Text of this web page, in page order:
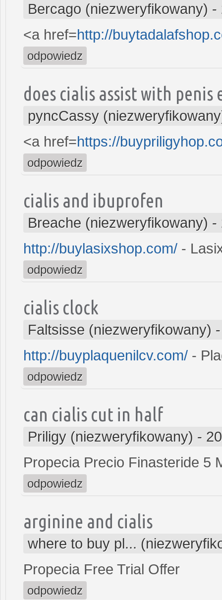
Bercago (niezweryfikowany) -
<a href=http://
odpowiedz
does cialis assist with
pyncCassy
<a href=https://
odpowiedz
cialis and ibuprofen
Breache (niezweryfikowany) -
http://buylasixshop.com/ -
odpowiedz
cialis clock
Faltsisse (niezweryfikowany)
http://buyplaquenilcv.com/ -
odpowiedz
can cialis cut in half
Priligy (niezweryfikowany) -
Propecia Precio Finasteride 5
odpowiedz
arginine and cialis
where to buy pl...
Propecia Free Trial Offer
odpowiedz